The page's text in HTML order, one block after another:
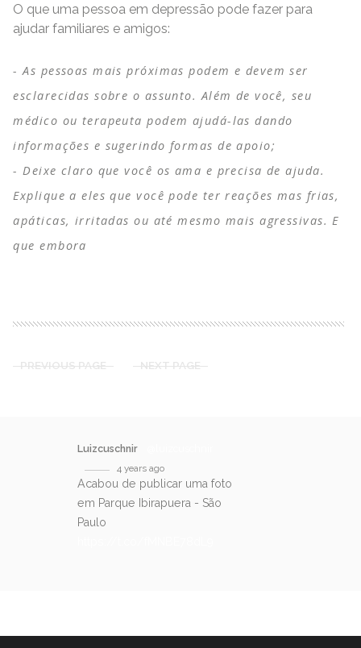
O que uma pessoa em depressão pode fazer para
ajudar familiares e amigos:
As pessoas mais próximas podem e devem ser
esclarecidas sobre o assunto. Além de você, seu
médico ou terapeuta podem ajudá-las dando
informações e sugerindo formas de apoio;
Deixe claro que você os ama e precisa de ajuda.
Explique a eles que você pode ter reações mas frias,
apáticas, irritadas ou até mesmo mais agressivas. E
que embora
PREVIOUS PAGE NEXT PAGE
Luizcuschnir
4 years ago
Acabou de publicar uma foto
em Parque Ibirapuera - São
Paulo